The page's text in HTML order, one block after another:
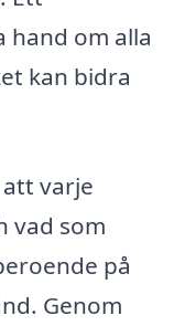
hand om alla
kan bidra
varje
vad som
på
Genom